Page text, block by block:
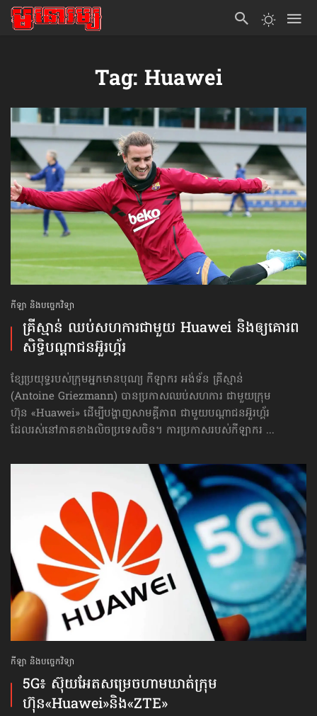
Tag: Huawei
កីឡា និងបច្ចេកវិទ្យា
គ្រីស្មាន់ ឈប់សហការ​ជាមួយ​ Huawei និងឲ្យ​គោរព
សិទ្ធិ​បណ្ដាជនអ៊ួរហ្គ័រ​
ខ្សែប្រយុទ្ធរបស់ក្រុមអ្នកមានបុណ្យ កីឡាករ អង់ទ័ន គ្រីស្មាន់
(Antoine Griezmann) បានប្រកាសឈប់សហការ ជាមួយក្រុម
ហ៊ុន «Huawei» ដើម្បីបង្ហាញសាមគ្គីភាព ជាមួយបណ្ដាជនអ៊ួរហ្គ័រ
ដែលរស់នៅភាគខាងលិចប្រទេសចិន។ ការប្រកាសរបស់កីឡាករ ...
កីឡា និងបច្ចេកវិទ្យា
5G៖ ស៊ុយអែតសម្រេច​ហាមឃាត់​ក្រុម
ហ៊ុន«Huawei»និង«ZTE»